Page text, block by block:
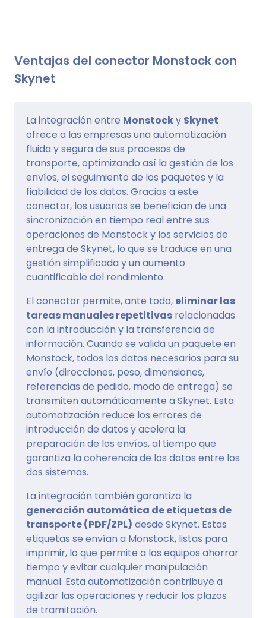
Ventajas del conector Monstock con
Skynet
La integración entre Monstocky Skynet
ofrece a las empresas una automatización
fluida y segura de sus procesos de
transporte, optimizando así la gestión de los
envíos, el seguimiento de los paquetes y la
fiabilidad de los datos. Gracias a este
conector, los usuarios se benefician de una
sincronización en tiempo real entre sus
operaciones de Monstock y los servicios de
entrega de Skynet, lo que se traduce en una
gestión simplificada y un aumento
cuantificable del rendimiento.
El conector permite, ante todo, eliminar las
tareas manuales repetitivas relacionadas
con la introducción y la transferencia de
información. Cuando se valida un paquete en
Monstock, todos los datos necesarios para su
envío (direcciones, peso, dimensiones,
referencias de pedido, modo de entrega) se
transmiten automáticamente a Skynet. Esta
automatización reduce los errores de
introducción de datos y acelera la
preparación de los envíos, al tiempo que
garantiza la coherencia de los datos entre los
dos sistemas.
La integración también garantiza la
generación automática de etiquetas de
transporte (PDF/ZPL) desde Skynet. Estas
etiquetas se envían a Monstock, listas para
imprimir, lo que permite a los equipos ahorrar
tiempo y evitar cualquier manipulación
manual. Esta automatización contribuye a
agilizar las operaciones y reducir los plazos
de tramitación.